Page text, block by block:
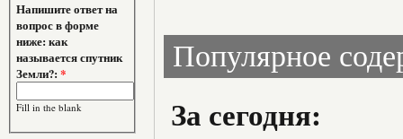
Напишите ответ на
вопрос в форме
ниже: как
называется спутник
Земли?:*
Fill in the blank
Популярное
За сегодня: